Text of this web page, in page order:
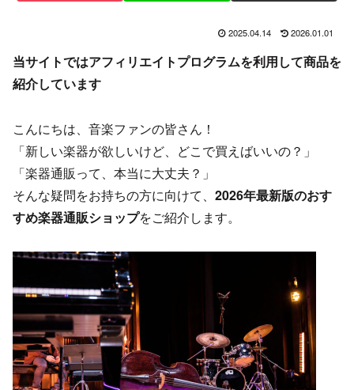
2025.04.14 2026.01.01
当サイトではアフィリエイトプログラムを利用して商品を
紹介しています
こんにちは、音楽ファンの皆さん！
「新しい楽器が欲しいけど、どこで買えばいいの？」
「楽器通販って、本当に大丈夫？」
そんな疑問をお持ちの方に向けて、 2026年最新版のおす
すめ楽器通販ショップをご紹介します。